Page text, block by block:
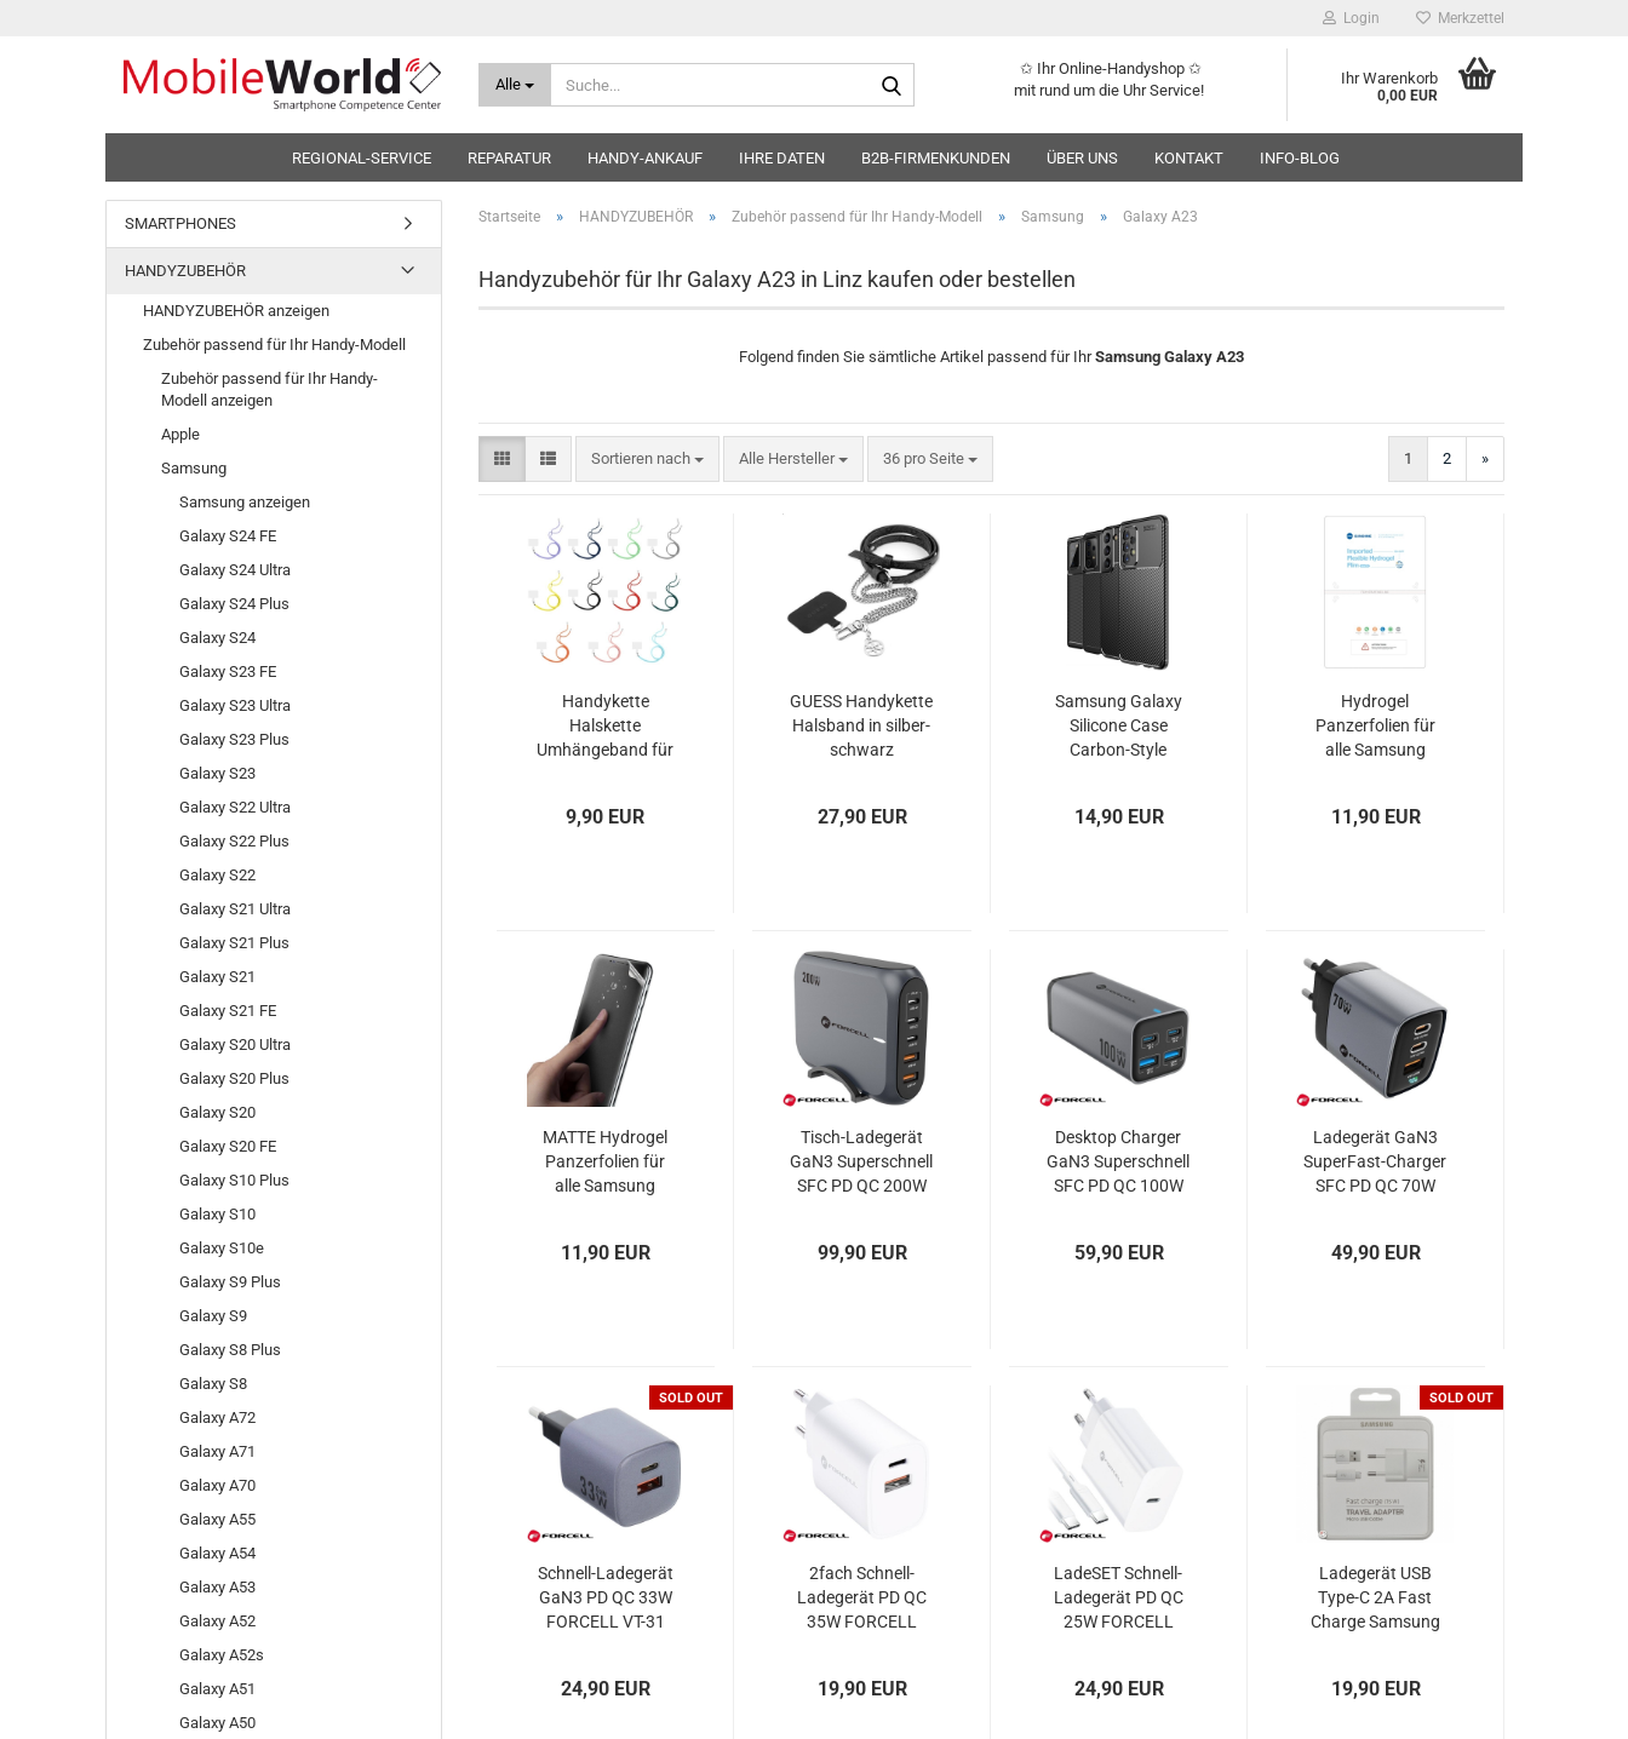
Login Merkzettel
Alle
✩ Ihr Online-Handyshop ✩
mit rund um die Uhr Service!
Ihr Warenkorb
0,00 EUR
REGIONAL-SERVICE REPARATUR HANDY-ANKAUF IHRE DATEN B2B-FIRMENKUNDEN ÜBER UNS KONTAKT INFO-BLOG
Startseite » HANDYZUBEHÖR » Zubehör passend für Ihr Handy-Modell » Samsung » Galaxy A23
Handyzubehör für Ihr Galaxy A23 in Linz kaufen oder bestellen
Folgend finden Sie sämtliche Artikel passend für IhrSamsung Galaxy A23
Sortieren nach
Sortieren nach Alle Hersteller 36 pro Seite
pro Seite 1 2 »
Handykette
Halskette
Umhängeband für
9,90 EUR
GUESS Handykette
Halsband in silber-
schwarz
27,90 EUR
Samsung Galaxy
Silicone Case
Carbon-Style
14,90 EUR
Hydrogel
Panzerfolien für
alle Samsung
11,90 EUR
MATTE Hydrogel
Panzerfolien für
alle Samsung
11,90 EUR
Tisch-Ladegerät
GaN3 Superschnell
SFC PD QC 200W
99,90 EUR
Desktop Charger
GaN3 Superschnell
SFC PD QC 100W
59,90 EUR
Ladegerät GaN3
SuperFast-Charger
SFC PD QC 70W
49,90 EUR
SOLD OUT
Schnell-Ladegerät
GaN3 PD QC 33W
FORCELL VT-31
24,90 EUR
2fach Schnell-
Ladegerät PD QC
35W FORCELL
19,90 EUR
LadeSET Schnell-
Ladegerät PD QC
25W FORCELL
24,90 EUR
SOLD OUT
Ladegerät USB
Type-C 2A Fast
Charge Samsung
Blister
19,90 EUR
SMARTPHONES
HANDYZUBEHÖR
HANDYZUBEHÖR anzeigen
Zubehör passend für Ihr Handy-Modell
Zubehör passend für Ihr Handy-
Modell anzeigen
Apple
Samsung
Samsung anzeigen
Galaxy S24 FE
Galaxy S24 Ultra
Galaxy S24 Plus
Galaxy S24
Galaxy S23 FE
Galaxy S23 Ultra
Galaxy S23 Plus
Galaxy S23
Galaxy S22 Ultra
Galaxy S22 Plus
Galaxy S22
Galaxy S21 Ultra
Galaxy S21 Plus
Galaxy S21
Galaxy S21 FE
Galaxy S20 Ultra
Galaxy S20 Plus
Galaxy S20
Galaxy S20 FE
Galaxy S10 Plus
Galaxy S10
Galaxy S10e
Galaxy S9 Plus
Galaxy S9
Galaxy S8 Plus
Galaxy S8
Galaxy A72
Galaxy A71
Galaxy A70
Galaxy A55
Galaxy A54
Galaxy A53
Galaxy A52
Galaxy A52s
Galaxy A51
Galaxy A50